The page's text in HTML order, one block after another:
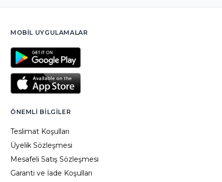
MOBIL UYGULAMALAR
ÖNEMLI BILGILER
Teslimat Koşulları
Üyelik Sözleşmesi
Mesafeli Satış Sözleşmesi
Garanti ve İade Koşulları